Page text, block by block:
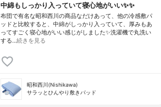
中綿もしっかり入っていて寝心地がいい✨✨
布団で有名な昭和西川の商品なだけあって、他の冷感敷パ
ッドと比較すると、中綿がしっかり入っていて、厚みもあ
ってすごく寝心地がいい感じがしました✨洗濯機で丸洗い
する…続きを見る
昭和西川(Nishikawa)
サラッとひんやり敷きパッド